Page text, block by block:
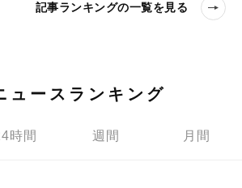
記事ランキングの一覧を見る
ュースランキング
時間 週間 月間